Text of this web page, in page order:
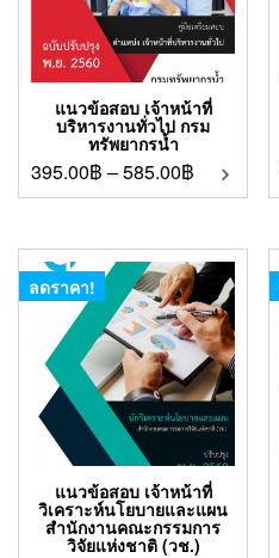
แนวข้อสอบ เจ้าหน้าที่
บริหารงานทั่วไป กรม
ทรัพยากรน้ำ
395.00฿ –585.00฿
ลดราคา!
แนวข้อสอบ เจ้าหน้าที่
วิเคราะห์นโยบายและแผน
สํานักงานคณะกรรมการ
วิจัยแห่งชาติ (วช.)